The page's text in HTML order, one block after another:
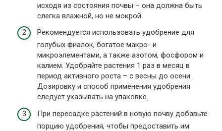
исходя из состояния почвы – она должна быть
слегка влажной, но не мокрой.
Рекомендуется использовать удобрение для
голубых фиалок, богатое макро- и
микроэлементами, а также азотом, фосфором и
калием. Удобряйте растения 1 раз в месяц в
период активного роста – с весны до осени.
Дозировку и способ применения удобрения
следует указывать на упаковке.
При пересадке растений в новую почву добавьте
порцию удобрения, чтобы предоставить им